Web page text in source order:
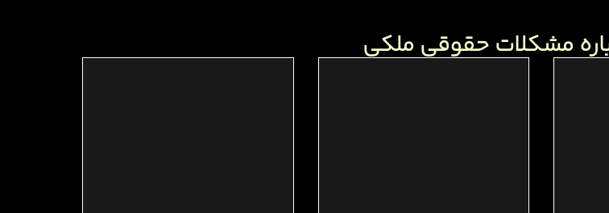
مشکلات حقوقی ملکی